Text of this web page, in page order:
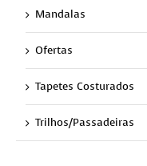
Mandalas
Ofertas
Tapetes Costurados
Trilhos/Passadeiras